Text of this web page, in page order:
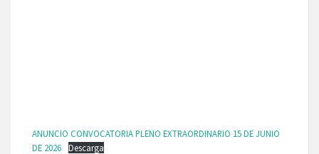
ANUNCIO CONVOCATORIA PLENO EXTRAORDINARIO 15 DE JUNIO
DE 2026
Descarga